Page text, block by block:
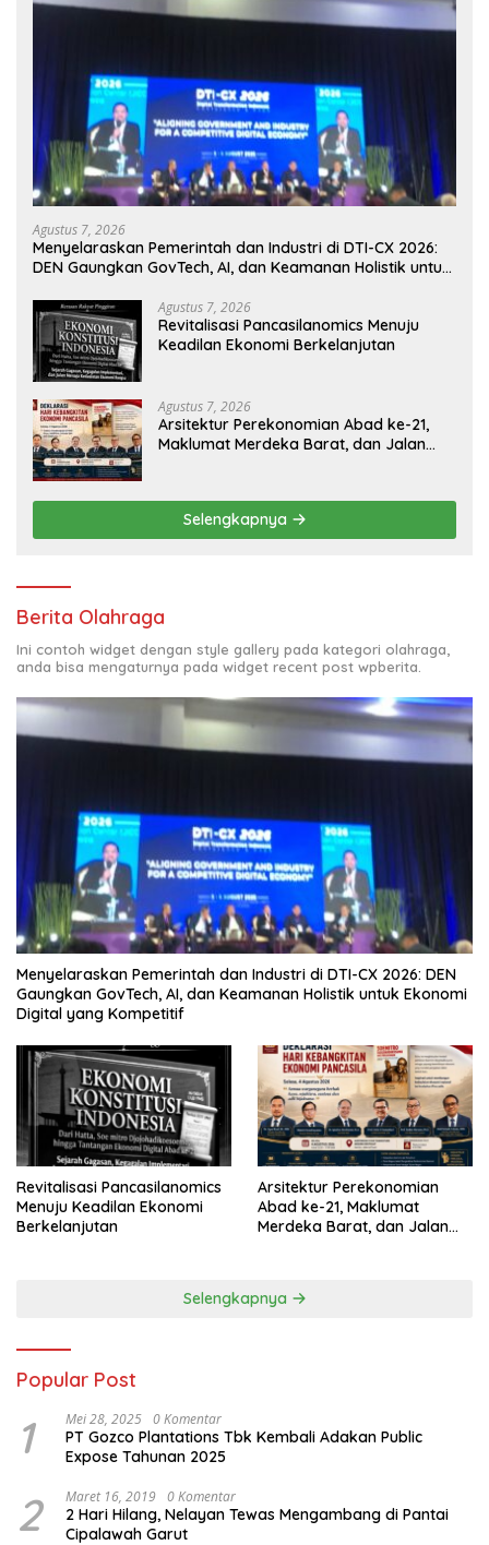
Agustus 7, 2026
Menyelaraskan Pemerintah dan Industri di DTI-CX 2026:
DEN Gaungkan GovTech, AI, dan Keamanan Holistik untuk
Agustus 7, 2026
Revitalisasi Pancasilanomics Menuju
Keadilan Ekonomi Berkelanjutan
Agustus 7, 2026
Arsitektur Perekonomian Abad ke-21,
Maklumat Merdeka Barat, dan Jalan
Selengkapnya
Berita Olahraga
Ini contoh widget dengan style gallery pada kategori olahraga,
anda bisa mengaturnya pada widget recent post wpberita.
Menyelaraskan Pemerintah dan Industri di DTI-CX 2026: DEN
Gaungkan GovTech, AI, dan Keamanan Holistik untuk Ekonomi
Digital yang Kompetitif
Revitalisasi Pancasilanomics
Menuju Keadilan Ekonomi
Berkelanjutan
Arsitektur Perekonomian
Abad ke-21, Maklumat
Merdeka Barat, dan Jalan
Selengkapnya
Popular Post
1 Mei 28, 2025 0 Komentar
PT Gozco Plantations Tbk Kembali Adakan Public
Expose Tahunan 2025
2 Maret 16, 2019 0 Komentar
2 Hari Hilang, Nelayan Tewas Mengambang di Pantai
Cipalawah Garut